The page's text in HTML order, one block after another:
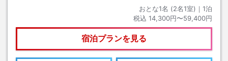
おとな1名 (2名1室)｜ 1泊
税込 14,300円〜59,400円
宿泊プランを見る